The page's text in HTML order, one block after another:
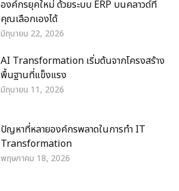
องค์กรยุคใหม่ ด้วยระบบ ERP บนคลาวด์ที่
คุณเลือกเองได้
มิถุนายน 22, 2026
AI Transformation เริ่มต้นจากโครงสร้าง
พื้นฐานที่แข็งแรง
มิถุนายน 11, 2026
ปัญหาที่หลายองค์กรพลาดในการทำ IT
Transformation
พฤษภาคม 18, 2026